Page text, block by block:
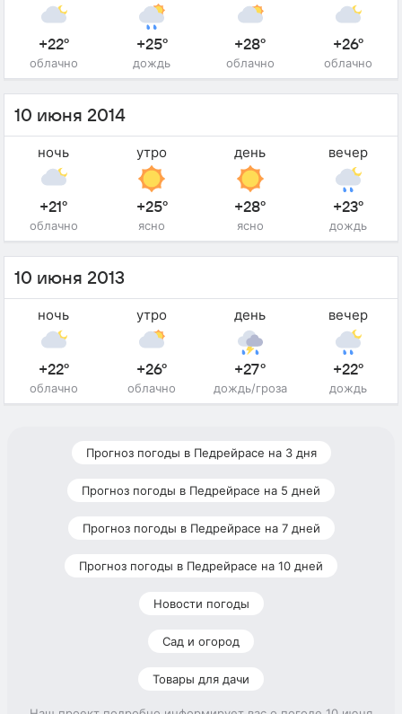
+22°
облачно
+25°
дождь
+28°
облачно
+26°
облачно
10 июня 2014
ночь
+21°
облачно
утро
+25°
ясно
день
+28°
ясно
вечер
+23°
дождь
10 июня 2013
ночь
+22°
облачно
утро
+26°
облачно
день
+27°
дождь/гроза
вечер
+22°
дождь
Прогноз погоды в Педрейрасе на 3 дня
Прогноз погоды в Педрейрасе на 5 дней
Прогноз погоды в Педрейрасе на 7 дней
Прогноз погоды в Педрейрасе на 10 дней
Новости погоды
Сад и огород
Товары для дачи